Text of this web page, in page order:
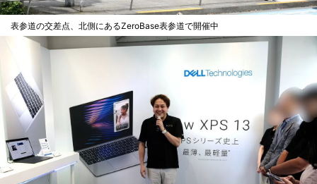
表参道の交差点、北側にあるZeroBase表参道で開催中